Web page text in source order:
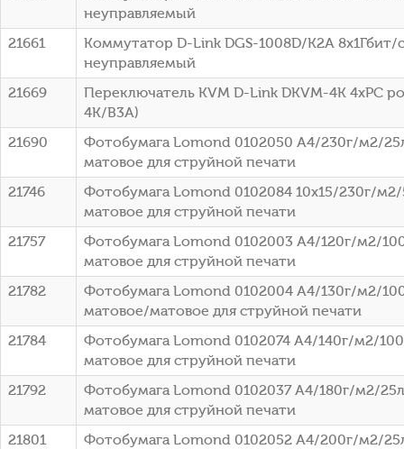
неуправляемый
21661
Коммутатор D-Link DGS-1008D/K2A 8x1Гбит/с
неуправляемый
21669
Переключатель KVM D-Link DKVM-4K 4xPC
4K/B3A)
21690
Фотобумага Lomond 0102050 A4/230г/м2/
матовое для струйной печати
21746
Фотобумага Lomond 0102084 10x15/230г/
матовое для струйной печати
21757
Фотобумага Lomond 0102003 A4/120г/м2/
матовое для струйной печати
21782
Фотобумага Lomond 0102004 A4/130г/м2/
матовое/матовое для струйной печати
21784
Фотобумага Lomond 0102074 A4/140г/м2/
матовое для струйной печати
21792
Фотобумага Lomond 0102037 A4/180г/м2/
матовое для струйной печати
21801
Фотобумага Lomond 0102052 A4/200г/м2/